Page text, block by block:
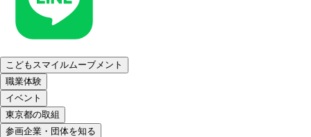
こどもスマイルムーブメント
職業体験
イベント
東京都の取組
参画企業・団体を知る